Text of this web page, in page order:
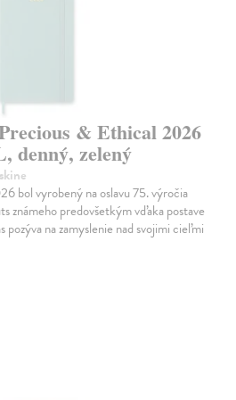
& Ethical 2026
denný, zelený
bol vyrobený na oslavu 75. výročia
známeho predovšetkým vďaka postave
pozýva na zamyslenie nad svojimi cieľmi